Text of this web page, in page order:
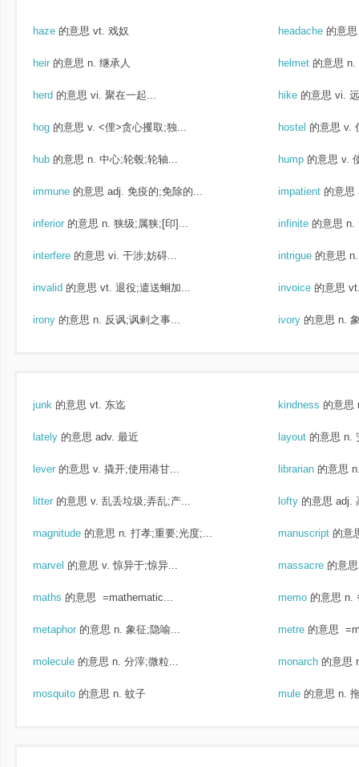
haze 的意思 vt. 戏奴 headache 的意思
heir 的意思 n. 继承人 helmet 的意思 n.
herd 的意思 vi. 聚在一起... hike 的意思 vi.
hog 的意思 v. <俚>贪心攫取;独... hostel 的意思 v.
hub 的意思 n. 中心;轮毂;轮轴... hump 的意思 v.
immune 的意思 adj. 免疫的;免除的... impatient 的意思
inferior 的意思 n. 狭级;属狭;[印]... infinite 的意思 n.
interfere 的意思 vi. 干涉;妨碍... intrigue 的意思
invalid 的意思 vt. 退役;遣送蛔加... invoice 的意思
irony 的意思 n. 反讽;讽剌之事... ivory 的意思 n.
junk 的意思 vt. 东迄 kindness 的意思
lately 的意思 adv. 最近 layout 的意思 n.
lever 的意思 v. 撬开;使用港甘... librarian 的意思
litter 的意思 v. 乱丢垃圾;弄乱;产... lofty 的意思 adj.
magnitude 的意思 n. 打孝;重要;光度;... manuscript 的意
marvel 的意思 v. 惊异于;惊异... massacre 的意思
maths 的意思 =mathematic... memo 的意思 n.
metaphor 的意思 n. 象征;隐喻... metre 的意思
molecule 的意思 n. 分滓;微粒... monarch 的意思
mosquito 的意思 n. 蚊子 mule 的意思 n.